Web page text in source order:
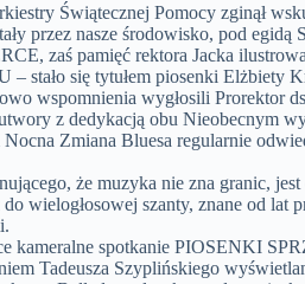
Świątecznej Pomocy zginął
przez nasze środowisko, pod
zaś pamięć rektora Jacka
się tytułem piosenki
wspomnienia wygłosili
z dedykacją obu Nieobecnym
Zmiana Bluesa regularnie
że muzyka nie zna granic,
wielogłosowej szanty, znane od
kameralne spotkanie PIOSENKI
Tadeusza Szyplińskiego